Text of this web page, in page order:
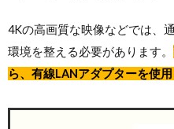
4Kの高画質な映像などでは、
環境を整える必要があります。
ら、有線LANアダプターを使